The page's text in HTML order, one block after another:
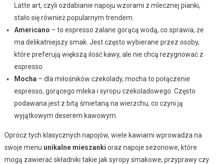
Latte art, czyli ozdabianie napoju wzorami z mlecznej pianki,
stało się również popularnym trendem.
Americano – to espresso zalane gorącą wodą, co sprawia, że
ma delikatniejszy smak. Jest często wybierane przez osoby,
które preferują większą ilość kawy, ale nie chcą rezygnować z
espresso.
Mocha – dla miłośników czekolady, mocha to połączenie
espresso, gorącego mleka i syropu czekoladowego. Często
podawana jest z bitą śmietaną na wierzchu, co czyni ją
wyjątkowym deserem kawowym.
Oprócz tych klasycznych napojów, wiele kawiarni wprowadza na
swoje menu unikalne mieszanki oraz napoje sezonowe, które
mogą zawierać składniki takie jak syropy smakowe, przyprawy czy